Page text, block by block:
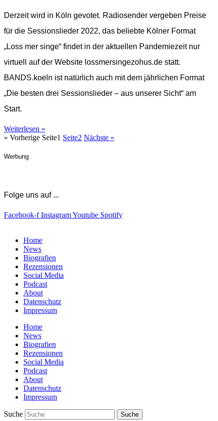
Derzeit wird in Köln gevotet. Radiosender vergeben Preise
für die Sessionslieder 2022, das beliebte Kölner Format
„Loss mer singe“ findet in der aktuellen Pandemiezeit nur
virtuell auf der Website lossmersingezohus.de statt.
BANDS.koeln ist natürlich auch mit dem jährlichen Format
„Die besten drei Sessionslieder – aus unserer Sicht“ am
Start.
Weiterlesen »
« Vorherige Seite1 Seite2 Nächste »
Werbung
Folge uns auf ...
Facebook-f InstagramYoutube Spotify
Home
News
Biografien
Rezensionen
Social Media
Podcast
About
Datenschutz
Impressum
Home
News
Biografien
Rezensionen
Social Media
Podcast
About
Datenschutz
Impressum
Suche Suche